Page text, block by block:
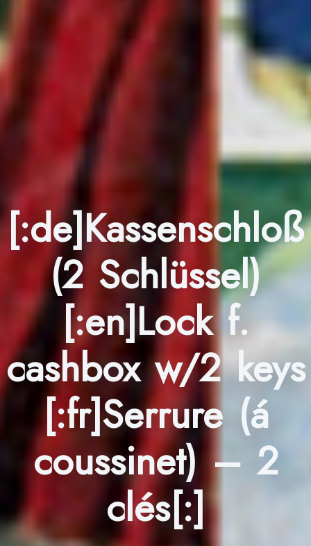
[:de]Kassenschloß
(2 Schlüssel)
[:en]Lock f.
cashbox w/2 keys
[:fr]Serrure (á
coussinet) – 2
clés[:]